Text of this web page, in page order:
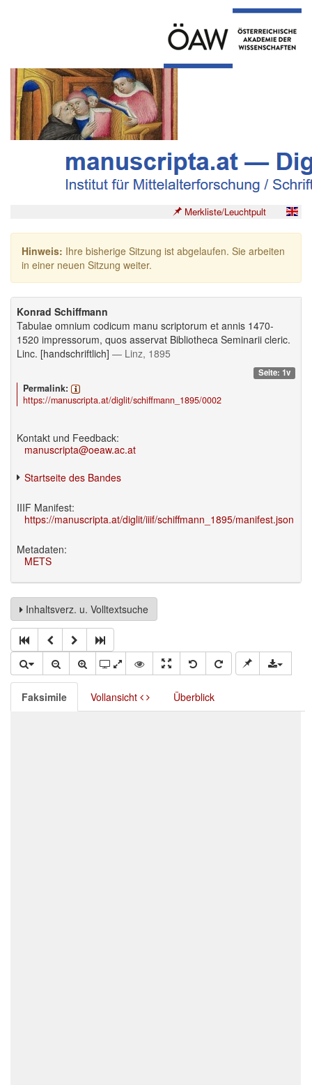
Merkliste/Leuchtpult
Hinweis: Ihre bisherige Sitzung ist abgelaufen. Sie arbeiten
in einer neuen Sitzung weiter.
Konrad Schiffmann
Tabulae omnium codicum manu scriptorum et annis 1470-
1520 impressorum, quos asservat Bibliotheca Seminarii cleric.
Linc. [handschriftlich] — Linz, 1895
Seite: 1v
Permalink:
https://manuscripta.at/diglit/schiffmann_1895/0002
Kontakt und Feedback:
manuscripta@oeaw.ac.at
Startseite des Bandes
IIIF Manifest:
https://manuscripta.at/diglit/iiif/schiffmann_1895/manifest.json
Metadaten:
METS
Inhaltsverz. u. Volltextsuche
Faksimile Vollansicht Überblick